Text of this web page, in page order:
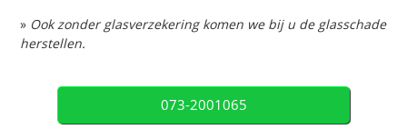
» Ook zonder glasverzekering komen we bij u de glasschade
herstellen.
073-2001065